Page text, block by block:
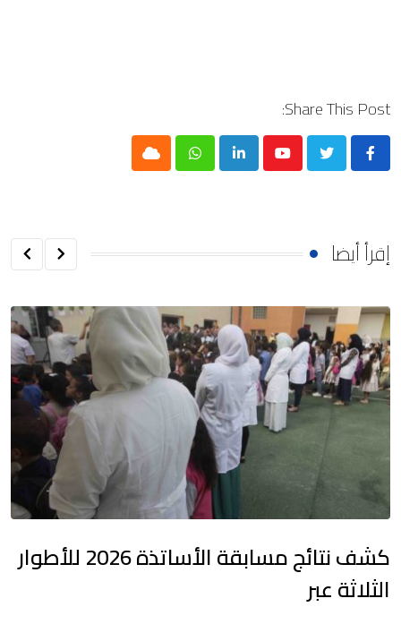
Share This Post:
Youtube
LinkedIn
Whatsapp
Cloud
إقرأ أيضا
كشف نتائج مسابقة الأساتذة 2026 للأطوار
الثلاثة عبر